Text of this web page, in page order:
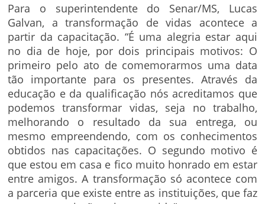
Para o superintendente do Senar/MS, Lucas
Galvan, a transformação de vidas acontece a
partir da capacitação. “É uma alegria estar aqui
no dia de hoje, por dois principais motivos: O
primeiro pelo ato de comemorarmos uma data
tão importante para os presentes. Através da
educação e da qualificação nós acreditamos que
podemos transformar vidas, seja no trabalho,
melhorando o resultado da sua entrega, ou
mesmo empreendendo, com os conhecimentos
obtidos nas capacitações. O segundo motivo é
que estou em casa e fico muito honrado em estar
entre amigos. A transformação só acontece com
a parceria que existe entre as instituições, que faz